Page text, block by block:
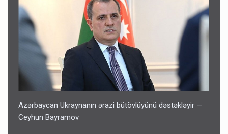
Azərbaycan Ukraynanın ərazi bütövlüyünü dəstəkləyir —
Ceyhun Bayramov